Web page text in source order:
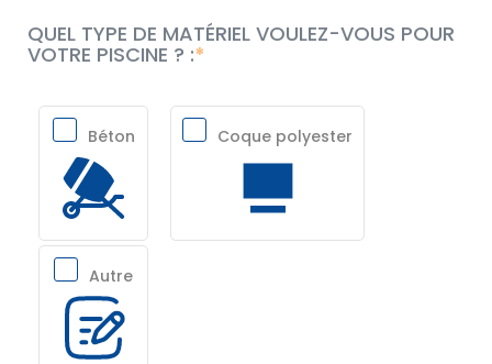
QUEL TYPE DE MATÉRIEL VOULEZ-VOUS POUR
VOTRE PISCINE ? :
Béton Coque polyester
Autre